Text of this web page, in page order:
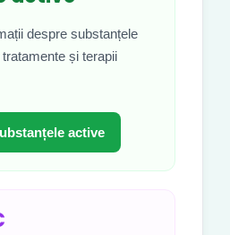
despre substanțele
și terapii
active